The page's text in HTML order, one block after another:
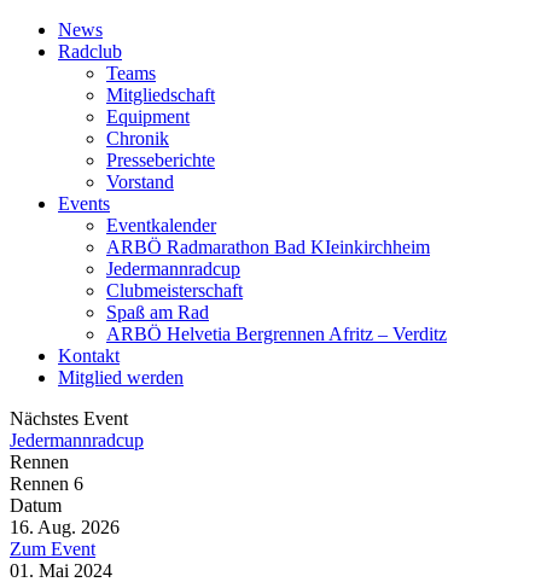
News
Radclub
Teams
Mitgliedschaft
Equipment
Chronik
Presseberichte
Vorstand
Events
Eventkalender
ARBÖ Radmarathon Bad KIeinkirchheim
Jedermannradcup
Clubmeisterschaft
Spaß am Rad
ARBÖ Helvetia Bergrennen Afritz – Verditz
Kontakt
Mitglied werden
Nächstes Event
Jedermannradcup
Rennen
Rennen 6
Datum
16. Aug. 2026
Zum Event
01. Mai 2024